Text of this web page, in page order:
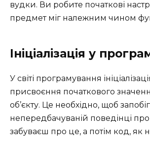
вудки. Ви робите початкові
предмет міг належним чином
Ініціалізація у
У світі програмування
присвоєння початкового
об’єкту. Це необхідно, щоб
непередбачуваній поведінці
забуваєш про це, а потім код, як